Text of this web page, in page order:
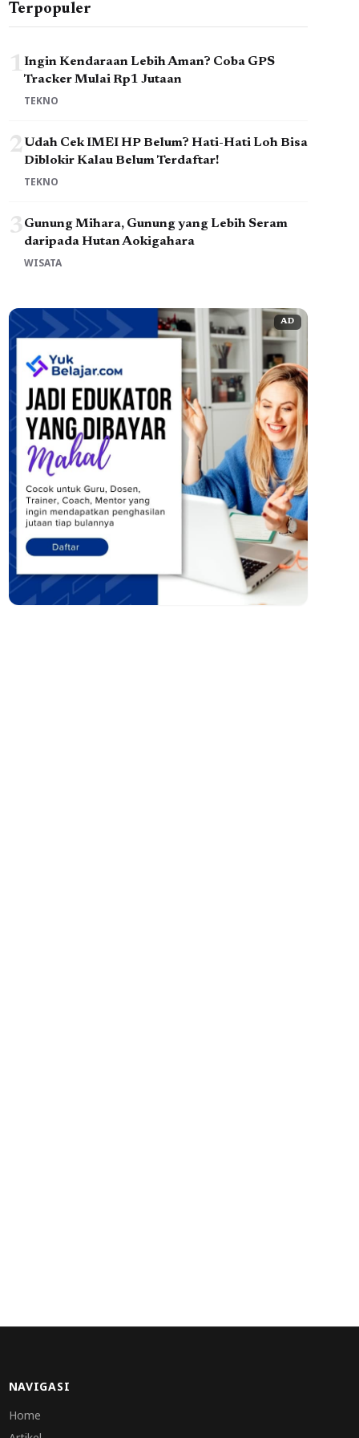
Terpopuler
1Ingin Kendaraan Lebih Aman? Coba GPS
Tracker Mulai Rp1 Jutaan
TEKNO
2Udah Cek IMEI HP Belum? Hati-Hati Loh Bisa
Diblokir Kalau Belum Terdaftar!
TEKNO
3Gunung Mihara, Gunung yang Lebih Seram
daripada Hutan Aokigahara
WISATA
AD
NAVIGASI
Home